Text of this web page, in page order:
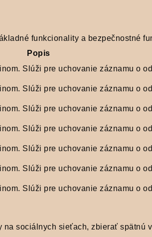
funkcionality a bezpečnostné
Popis
Slúži pre uchovanie záznamu o
Slúži pre uchovanie záznamu o
Slúži pre uchovanie záznamu o
Slúži pre uchovanie záznamu o
Slúži pre uchovanie záznamu o
Slúži pre uchovanie záznamu o
Slúži pre uchovanie záznamu o
sociálnych sieťach, zbierať spätnú